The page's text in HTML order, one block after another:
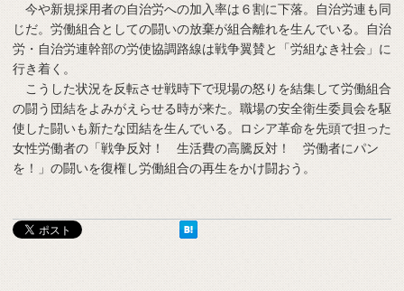
今や新規採用者の自治労への加入率は６割に下落。自治労連も同
じだ。労働組合としての闘いの放棄が組合離れを生んでいる。自治
労・自治労連幹部の労使協調路線は戦争翼賛と「労組なき社会」に
行き着く。
こうした状況を反転させ戦時下で現場の怒りを結集して労働組合
の闘う団結をよみがえらせる時が来た。職場の安全衛生委員会を駆
使した闘いも新たな団結を生んでいる。ロシア革命を先頭で担った
女性労働者の「戦争反対！ 生活費の高騰反対！ 労働者にパン
を！」の闘いを復権し労働組合の再生をかけ闘おう。